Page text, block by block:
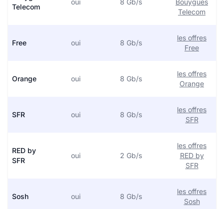
Telecom
oui 8 Gb/s
Bouygues
Telecom
Free oui 8 Gb/s
les offres
Free
Orange oui 8 Gb/s
les offres
Orange
SFR oui 8 Gb/s
les offres
SFR
RED by
SFR
oui 2 Gb/s
les offres
RED by
SFR
Sosh oui 8 Gb/s
les offres
Sosh